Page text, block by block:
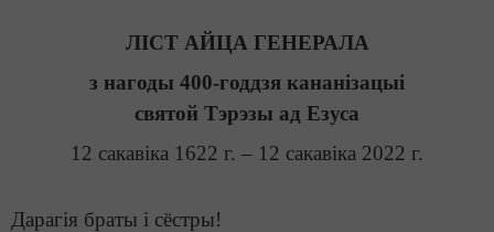
ЛІСТ АЙЦА ГЕНЕРАЛА
з нагоды 400-годдзя кананізацыі
святой Тэрэзы ад Езуса
12 сакавіка 1622 г. – 12 сакавіка 2022 г.
Дарагія браты і сёстры!